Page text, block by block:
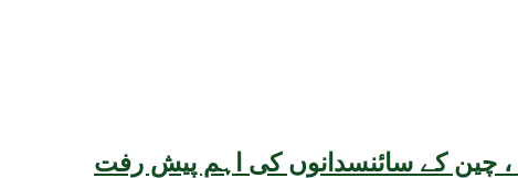
چین کے سائنسدانوں کی اہم پیش رفت